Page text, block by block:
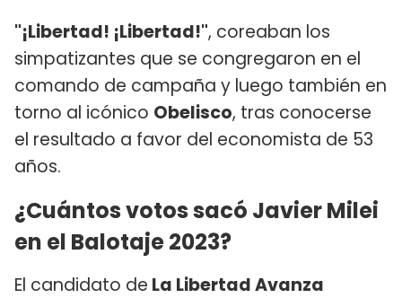
"¡Libertad! ¡Libertad!", coreaban los
simpatizantes que se congregaron en el
comando de campaña y luego también en
torno al icónico Obelisco, tras conocerse
el resultado a favor del economista de 53
años.
¿Cuántos votos sacó Javier Milei
en el Balotaje 2023?
El candidato de La Libertad Avanza